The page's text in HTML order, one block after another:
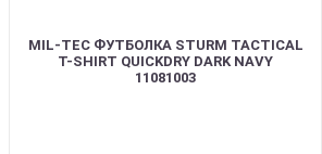
MIL-TEC ФУТБОЛКА STURM TACTICAL
T-SHIRT QUICKDRY DARK NAVY
11081003